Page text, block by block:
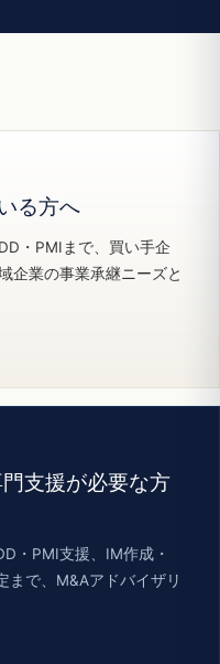
る方へ
・PMIまで、買い手企
企業の事業承継ニーズと
支援が必要な方
・PMI支援、IM作成・
まで、M&Aアドバイザリ